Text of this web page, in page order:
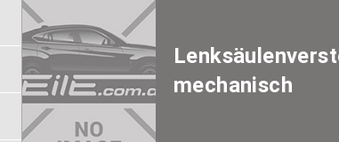
mechanisch